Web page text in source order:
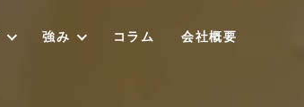
強み コラム 会社概要